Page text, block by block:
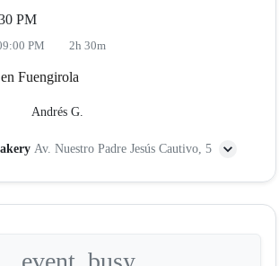
PM
PM 2h 30m
Andrés G.
Av. Nuestro Padre Jesús Cautivo, 5